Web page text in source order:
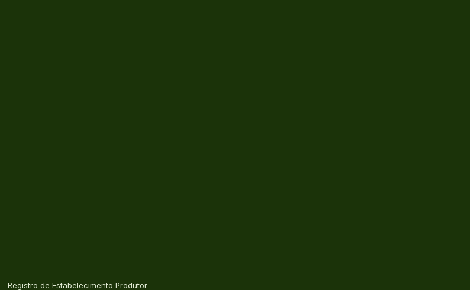
Registro de Estabelecimento Produtor